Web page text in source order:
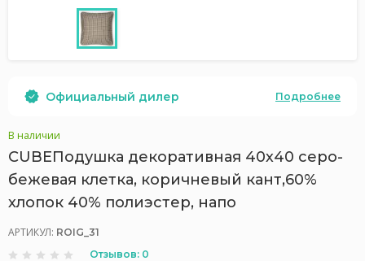
Официальный дилер Подробнее
В наличии
CUBEПодушка декоративная 40х40 серо-
бежевая клетка, коричневый кант,60%
хлопок 40% полиэстер, напо
АРТИКУЛ: ROIG_31
Отзывов: 0